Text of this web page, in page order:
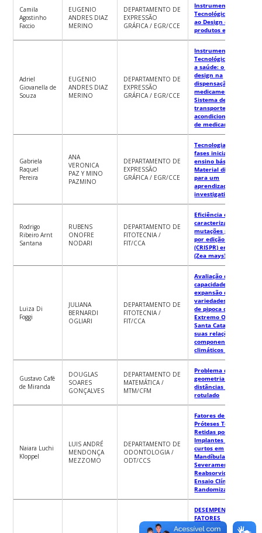
Camila
Agostinho
Faccio
EUGENIO
ANDRES DIAZ
MERINO
DEPARTAMENTO DE
EXPRESSÃO
GRÁFICA / EGR/CCE
Instrumentação
Tecnológica aplicada
ao Design de
produtos e serviços.
Adriel
Giovanella de
Souza
EUGENIO
ANDRES DIAZ
MERINO
DEPARTAMENTO DE
EXPRESSÃO
GRÁFICA / EGR/CCE
Instrumentação
Tecnológica aplicada
a saúde: o papel do
design na
dispensação de
medicamentos –
Sistema de
transporte e
acondicionamento
de medicamentos
Gabriela
Raquel
Pereira
ANA
VERONICA
PAZ Y MINO
PAZMINO
DEPARTAMENTO DE
EXPRESSÃO
GRÁFICA / EGR/CCE
Tecnologia para
fases iniciais no
ensino básico:
Material didático
para um
aprendizado
investigativo
Rodrigo
Ribeiro Arnt
Santana
RUBENS
ONOFRE
NODARI
DEPARTAMENTO DE
FITOTECNIA /
FIT/CCA
Eficiência e
caracterização de
mutações geradas
por edição de genes
(CRISPR) em milho
(Zea mays)
Luiza Di
Foggi
JULIANA
BERNARDI
OGLIARI
DEPARTAMENTO DE
FITOTECNIA /
FIT/CCA
Avaliação da
capacidade de
expansão de
variedades crioulas
de pipoca do
Extremo Oeste de
Santa Catarina e
suas relações com os
componentes edafo-
climáticos da região
Gustavo Café
de Miranda
DOUGLAS
SOARES
GONÇALVES
DEPARTAMENTO DE
MATEMÁTICA /
MTM/CFM
Problema de
geometria de
distâncias não-
rotulado
Naiara Luchi
Kloppel
LUIS ANDRÉ
MENDONÇA
MEZZOMO
DEPARTAMENTO DE
ODONTOLOGIA /
ODT/CCS
Fatores de Risco para
Próteses Totais
Retidas por
Implantes Extra-
curtos em
Mandíbulas
Severamente
Reabsorvidas – Um
Ensaio Clínico
Randomizado
DESEMPENHO E
FATORES
ASSOCIADOS À